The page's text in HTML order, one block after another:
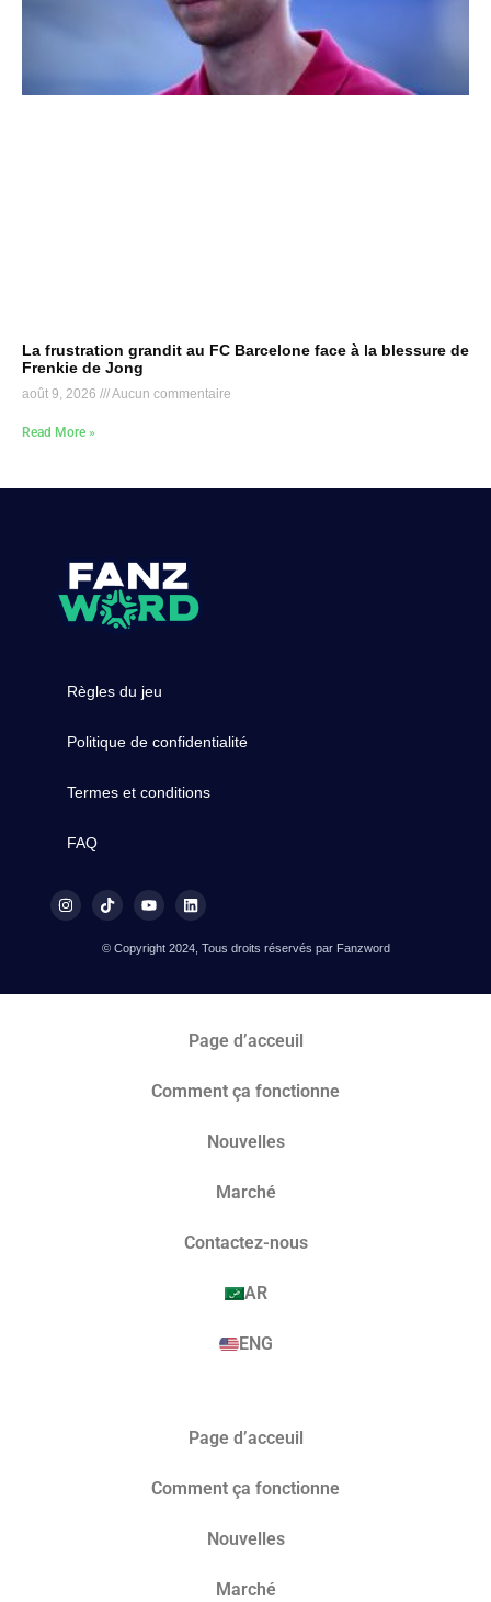
La frustration grandit au FC Barcelone face à la blessure de
Frenkie de Jong
août 9, 2026 Aucun commentaire
Read More »
Règles du jeu
Politique de confidentialité
Termes et conditions
FAQ
© Copyright 2024, Tous droits réservés par Fanzword
Page d’acceuil
Comment ça fonctionne
Nouvelles
Marché​
Contactez-nous
AR
ENG
Page d’acceuil
Comment ça fonctionne
Nouvelles
Marché​